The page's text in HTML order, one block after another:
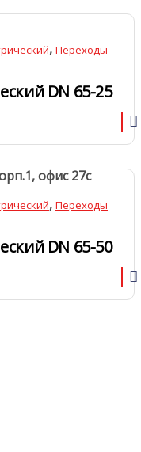
офис 27с
, Переходы
DN 65-25
, Переходы
DN 65-50